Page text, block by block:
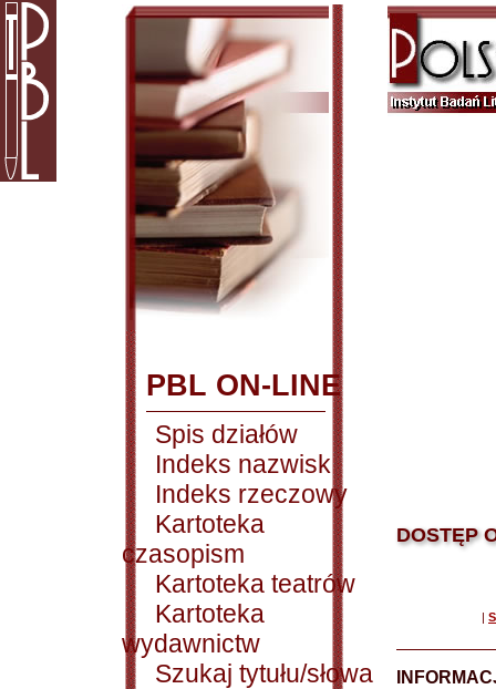
PBL ON-LINE
Spis działów
Indeks nazwisk
Indeks rzeczowy
Kartoteka
czasopism
Kartoteka teatrów
Kartoteka
wydawnictw
Szukaj tytułu/słowa
DOSTĘP
|